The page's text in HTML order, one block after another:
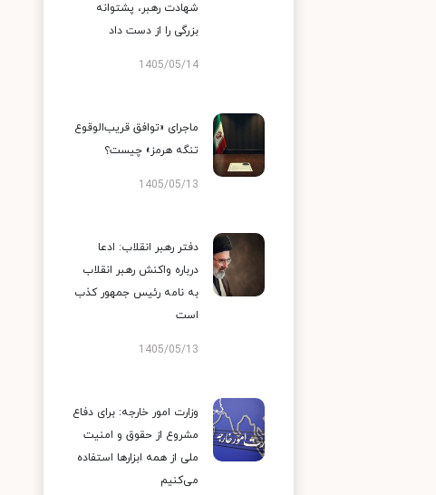
شهادت رهبر، پشتوانه
بزرگی را از دست داد
1405/05/14
ماجرای «توافق قریب‌الوقوع
تنگه هرمز» چیست؟
1405/05/13
دفتر رهبر انقلاب: ادعا
درباره واکنش رهبر انقلاب
به نامه رئیس جمهور کذب
است
1405/05/13
وزارت امور خارجه: برای دفاع
مشروع از حقوق و امنیت
ملی از همه ابزارها استفاده
می‌کنیم